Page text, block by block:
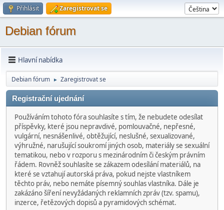
Přihlásit Zaregistrovat se
Debian fórum
Hlavní nabídka
Debian fórum ► Zaregistrovat se
Registrační ujednání
Používáním tohoto fóra souhlasíte s tím, že nebudete odesílat
příspěvky, které jsou nepravdivé, pomlouvačné, nepřesné,
vulgární, nesnášenlivé, obtěžující, neslušné, sexualizované,
výhružné, narušující soukromí jiných osob, materiály se sexuální
tematikou, nebo v rozporu s mezinárodním či českým právním
řádem. Rovněž souhlasíte se zákazem odesílání materiálů, na
které se vztahují autorská práva, pokud nejste vlastníkem
těchto práv, nebo nemáte písemný souhlas vlastníka. Dále je
zakázáno šíření nevyžádaných reklamních zpráv (tzv. spamu),
inzerce, řetězových dopisů a pyramidových schémat.